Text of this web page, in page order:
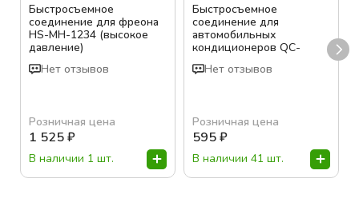
Быстросъемное
соединение для фреона
HS-MH-1234 (высокое
давление)
Нет отзывов
Розничная цена
1 525₽
В наличии 1 шт.
Быстросъемное
соединение для
автомобильных
кондиционеров QC-
15L/H
Нет отзывов
Розничная цена
595₽
В наличии 41 шт.